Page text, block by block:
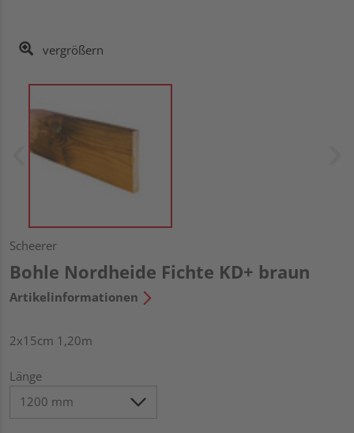
vergrößern
Scheerer
Bohle Nordheide Fichte KD+ braun
Artikelinformationen
2x15cm 1,20m
Länge